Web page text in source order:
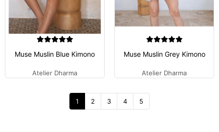
Muse Muslin Blue Kimono
Atelier Dharma
Muse Muslin Grey Kimono
Atelier Dharma
1 2 3 4 5